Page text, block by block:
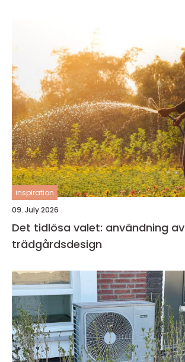
inspiration
09. July 2026
Det tidlösa valet: användning
trädgårdsdesign